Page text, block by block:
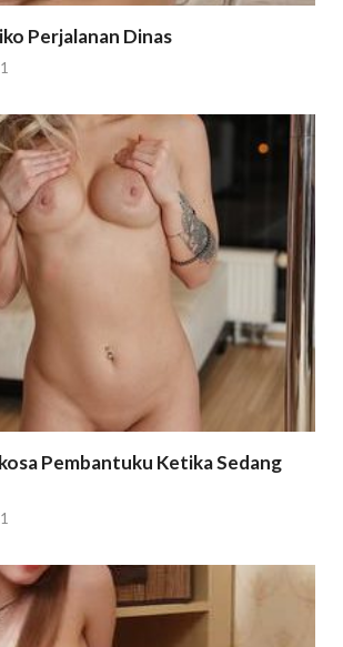
Perjalanan Dinas
Pembantuku Ketika Sedang